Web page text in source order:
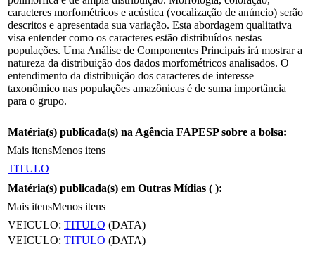
caracteres morfométricos e acústica (vocalização de anúncio) serão
descritos e apresentada sua variação. Esta abordagem qualitativa
visa entender como os caracteres estão distribuídos nestas
populações. Uma Análise de Componentes Principais irá mostrar a
natureza da distribuição dos dados morfométricos analisados. O
entendimento da distribuição dos caracteres de interesse
taxonômico nas populações amazônicas é de suma importância
para o grupo.
Matéria(s) publicada(s) na Agência FAPESP sobre a bolsa:
Mais itensMenos itens
TITULO
Matéria(s) publicada(s) em Outras Mídias ( ):
Mais itensMenos itens
VEICULO: TITULO (DATA)
VEICULO: TITULO (DATA)